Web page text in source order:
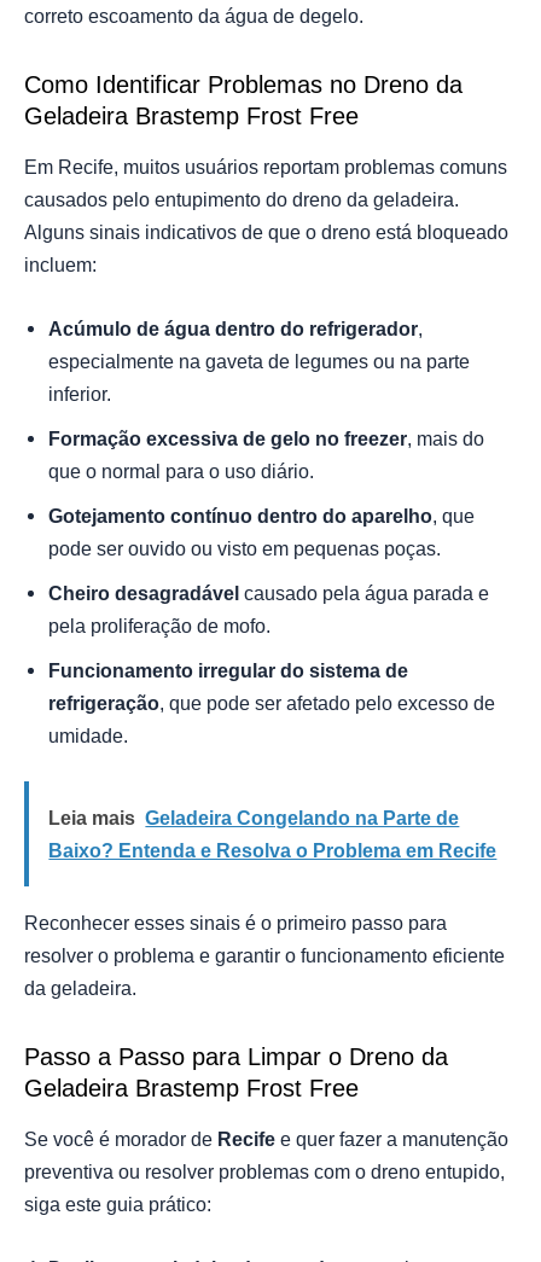
correto escoamento da água de degelo.
Como Identificar Problemas no Dreno da
Geladeira Brastemp Frost Free
Em Recife, muitos usuários reportam problemas comuns
causados pelo entupimento do dreno da geladeira.
Alguns sinais indicativos de que o dreno está bloqueado
incluem:
Acúmulo de água dentro do refrigerador,
especialmente na gaveta de legumes ou na parte
inferior.
Formação excessiva de gelo no freezer, mais do
que o normal para o uso diário.
Gotejamento contínuo dentro do aparelho, que
pode ser ouvido ou visto em pequenas poças.
Cheiro desagradável causado pela água parada e
pela proliferação de mofo.
Funcionamento irregular do sistema de
refrigeração, que pode ser afetado pelo excesso de
umidade.
Leia mais Geladeira Congelando na Parte de
Baixo? Entenda e Resolva o Problema em Recife
Reconhecer esses sinais é o primeiro passo para
resolver o problema e garantir o funcionamento eficiente
da geladeira.
Passo a Passo para Limpar o Dreno da
Geladeira Brastemp Frost Free
Se você é morador de Recife e quer fazer a manutenção
preventiva ou resolver problemas com o dreno entupido,
siga este guia prático: